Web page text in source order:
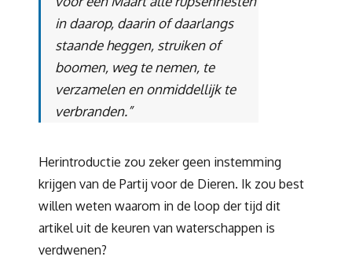
in daarop, daarin of daarlangs
staande heggen, struiken of
boomen, weg te nemen, te
verzamelen en onmiddellijk te
verbranden.”
Herintroductie zou zeker geen instemming
krijgen van de Partij voor de Dieren. Ik zou best
willen weten waarom in de loop der tijd dit
artikel uit de keuren van waterschappen is
verdwenen?